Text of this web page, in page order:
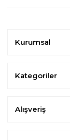
Kurumsal
Kategoriler
Alışveriş